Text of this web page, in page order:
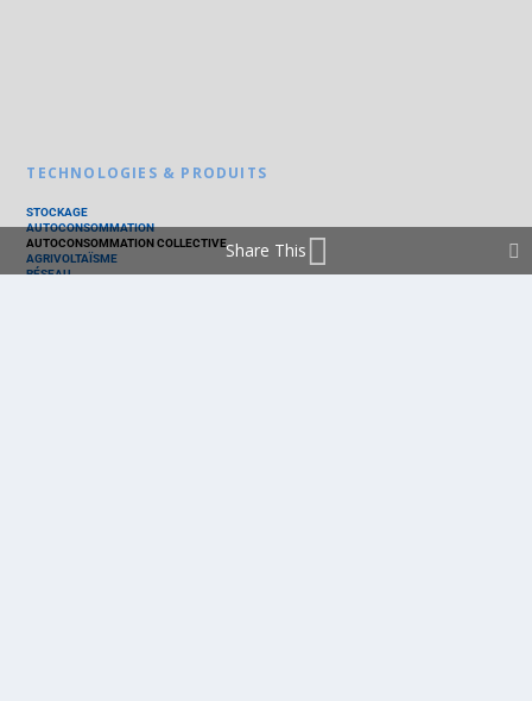
TECHNOLOGIES & PRODUITS
STOCKAGE
AUTOCONSOMMATION
AUTOCONSOMMATION COLLECTIVE
AGRIVOLTAÏSME
RÉSEAU
Share This